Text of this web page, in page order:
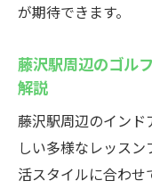
が期待できます。
藤沢駅周辺のゴル
解説
藤沢駅周辺のイン
しい多様なレッス
活スタイルに合わせ